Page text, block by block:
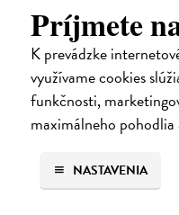
Príjmete
K prevádzke
využívame cookies
funkčnosti,
maximálneho pohodlia
NASTAVENIA
Město a jeho